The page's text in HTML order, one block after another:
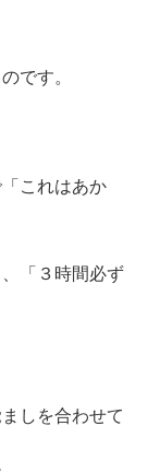
です。
これはあか
「３時間必ず
しを合わせて